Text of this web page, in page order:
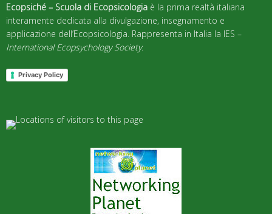
Ecopsiché – Scuola di Ecopsicologia è la prima realtà italiana
interamente dedicata alla divulgazione, insegnamento e
applicazione dell’Ecopsicologia. Rappresenta in Italia la IES –
International Ecopsychology Society.
Privacy Policy